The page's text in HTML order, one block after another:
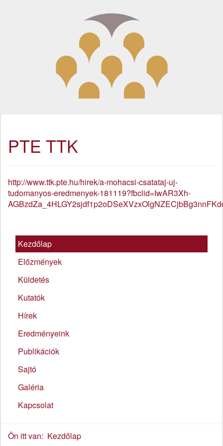
PTE TTK
http://www.ttk.pte.hu/hirek/a-mohacsi-csatataj-uj-
tudomanyos-eredmenyek-181119?fbclid=IwAR3Xh-
Kezdőlap
Előzmények
Küldetés
Kutatók
Hírek
Eredményeink
Publikációk
Sajtó
Galéria
Kapcsolat
Ön itt van: Kezdőlap